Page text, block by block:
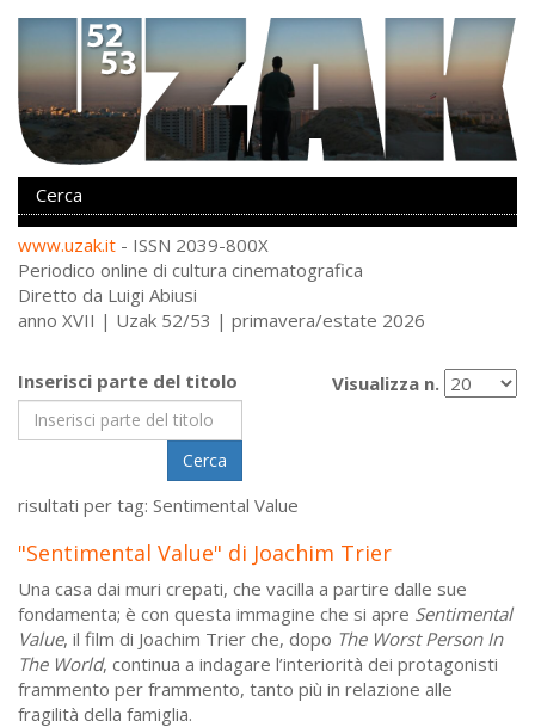
www.uzak.it - ISSN 2039-800X
Periodico online di cultura cinematografica
Diretto da Luigi Abiusi
anno XVII | Uzak 52/53 | primavera/estate 2026
Inserisci parte del titolo
Cerca
Visualizza n.
risultati per tag: Sentimental Value
"Sentimental Value" di Joachim Trier
Una casa dai muri crepati, che vacilla a partire dalle sue
fondamenta; è con questa immagine che si apre Sentimental
Value, il film di Joachim Trier che, dopo The Worst Person In
The World, continua a indagare l’interiorità dei protagonisti
frammento per frammento, tanto più in relazione alle
fragilità della famiglia.